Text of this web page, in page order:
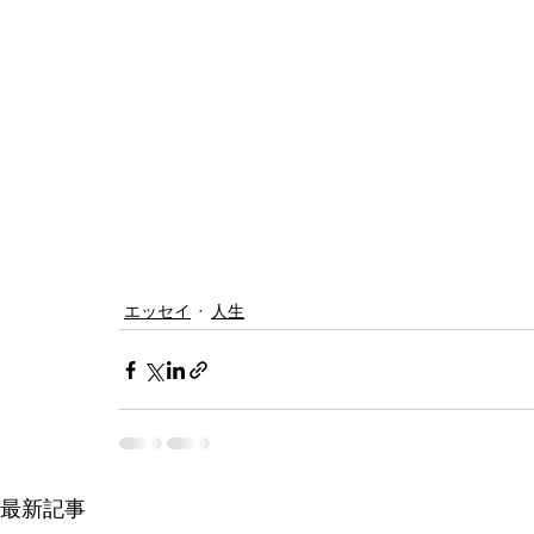
エッセイ 人生
最新記事